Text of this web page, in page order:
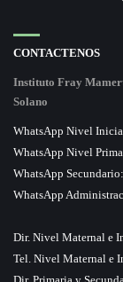
CONTACTENOS
Instituto Fray
Solano
WhatsApp Nivel
WhatsApp Nivel
WhatsApp Secundario:
WhatsApp
Dir. Nivel Maternal e
Tel. Nivel Maternal e